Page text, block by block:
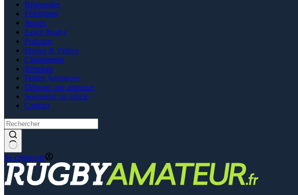
Régionales
Féminines
Jeunes
Esprit Rugby
Podcasts
Photos & Vidéos
Classements
Résultats
Petites Annonces
Déposer une annonce
Soumettre un article
Contact
Se connecter